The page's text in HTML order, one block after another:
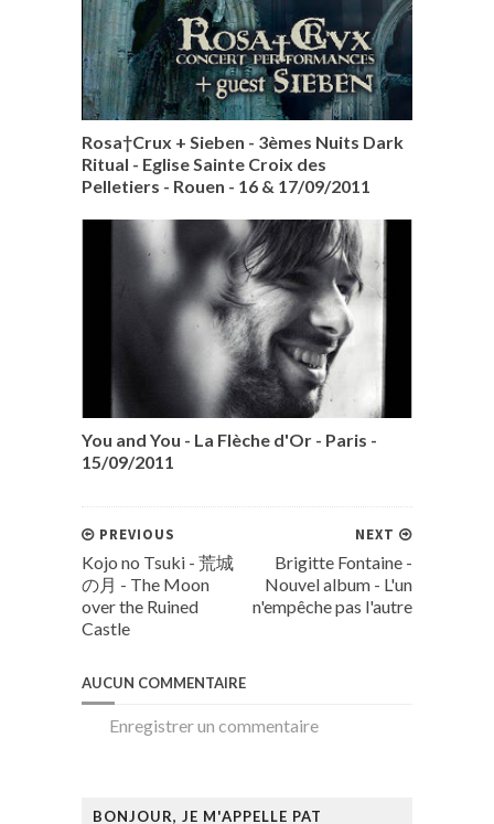
Rosa†Crux + Sieben - 3èmes Nuits Dark
Ritual - Eglise Sainte Croix des
Pelletiers - Rouen - 16 & 17/09/2011
You and You - La Flèche d'Or - Paris -
15/09/2011
NEXT
Brigitte Fontaine -
Nouvel album - L'un
n'empêche pas l'autre
PREVIOUS
Kojo no Tsuki - 荒城
の月 - The Moon
over the Ruined
Castle
AUCUN COMMENTAIRE
Enregistrer un commentaire
BONJOUR, JE M'APPELLE PAT